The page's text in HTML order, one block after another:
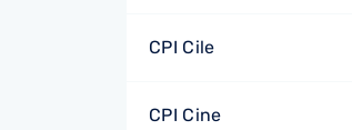
CPI Cile
CPI Cine